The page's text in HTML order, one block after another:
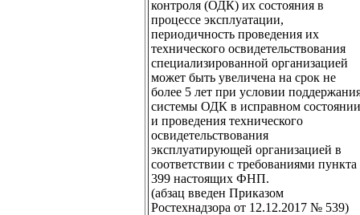
контроля (ОДК) их состояния в
процессе эксплуатации,
периодичность проведения их
технического освидетельствования
специализированной организацией
может быть увеличена на срок не
более 5 лет при условии
системы ОДК в исправном состоянии
и проведения технического
освидетельствования
эксплуатирующей организацией в
соответствии с требованиями пункта
399 настоящих ФНП.
(абзац введен Приказом
Ростехнадзора от 12.12.2017 № 539)